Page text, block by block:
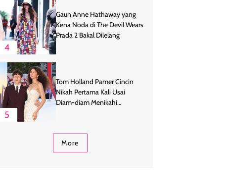
4
Gaun Anne Hathaway yang
Kena Noda di The Devil Wears
Prada 2 Bakal Dilelang
5
Tom Holland Pamer Cincin
Nikah Pertama Kali Usai
Diam-diam Menikahi
More